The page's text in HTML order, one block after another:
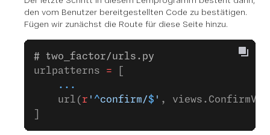
den vom Benutzer bereitgestellten Code zu bestätigen.
Fügen wir zunächst die Route für diese Seite hinzu.
# two_factor/urls.py
urlpatterns =
    ...
    url(
r ' ^confirm/$ ' ,